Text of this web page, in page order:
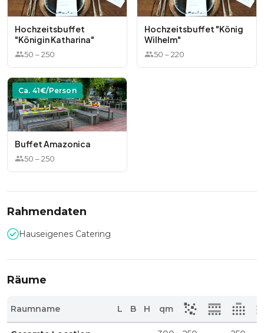
Hochzeitsbuffet
"Königin Katharina"
50 –250
Hochzeitsbuffet "König
Wilhelm"
50 –220
Ca. 41€/Person
Buffet Amazonica
50 –250
Rahmendaten
Hauseigenes Catering
Räume
Raumname L B H qm